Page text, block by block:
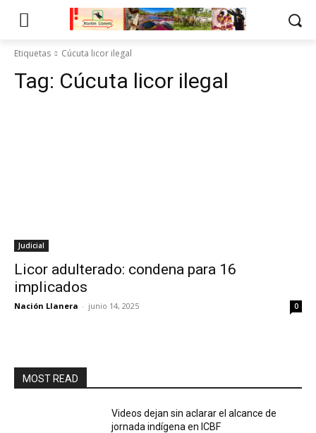
Etiquetas Cúcuta licor ilegal
Tag: Cúcuta licor ilegal
Judicial
Licor adulterado: condena para 16
implicados
Nación Llanera - junio 14, 2025 0
MOST READ
Videos dejan sin aclarar el alcance de
jornada indígena en ICBF